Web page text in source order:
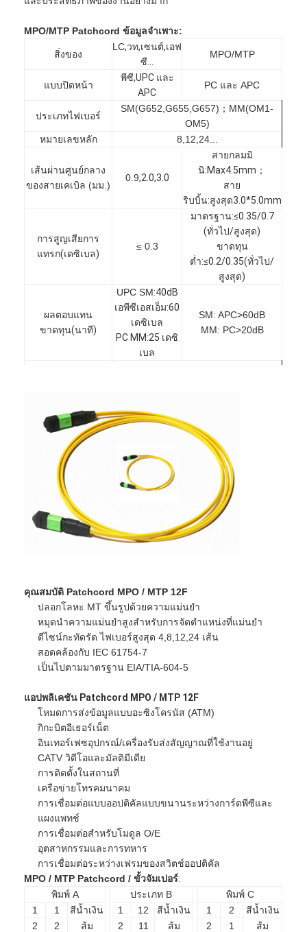
บ้าน
สินค้า
ควบคุมคุณภาพ
ติดต่อเรา
ข่าว
พูดคุยกันเดี๋ยวนี้
MPO MTP
WDM MUX DEMUX
แยก PLC ไฟเบอร์ออปติก
สายไฟเบอร์ออปติก
Patchcord ไฟเบอร์ออปติก
ผมเปียไฟเบอร์ออปติก
MPO/MTP Patchcord ข้อมูลจำเพาะ:
สิ่งของ
LC,วท,เซนต์,เอฟ
ซี...
MPO/MTP
แบบปิดหน้า
พีซี,UPC และ
APC
PC และ APC
ประเภทไฟเบอร์
SM(G652,G655,G657)；MM(OM1-
OM5)
หมายเลขหลัก
8,12,24...
เส้นผ่านศูนย์กลาง
ของสายเคเบิล (มม.)
0.9,2.0,3.0
สายกลมมิ
นิ:Max4.5mm ；
สาย
ริบบิ้น:สูงสุด3.0*5.0mm
การสูญเสียการ
แทรก(เดซิเบล)
≤ 0.3
มาตรฐาน:≤0.35/0.7
(ทั่วไป/สูงสุด)
ขาดทุน
ต่ำ:≤0.2/0.35(ทั่วไป/
สูงสุด)
ผลตอบแทน
ขาดทุน(นาที)
UPC SM:40dB
เอพีซีเอสเอ็ม:60
เดซิเบล
PC MM:25 เดซิ
เบล
SM: APC>60dB
MM: PC>20dB
ความสามารถในการ
ทำซ้ำ
≤ 0.1dB
ความทนทาน
≤ 0.2dB
ความสามารถในการ
ทดแทนกันได้
อุณหภูมิในการ
ทำงาน
~70℃
อุณหภูมิในการจัด
เก็บ
-40℃~ 80
ความยาว
คุณสมบัติ Patchcord MPO / MTP 12F
ปลอกโลหะ MT ขึ้นรูปด้วยความแม่นยำ
หมุดนำความแม่นยำสูงสำหรับการจัดตำแหน่งที่แม่นยำ
ดีไซน์กะทัดรัด ไฟเบอร์สูงสุด 4,8,12,24 เส้น
สอดคล้องกับ IEC 61754-7
เป็นไปตามมาตรฐาน EIA/TIA-604-5
แอปพลิเคชัน Patchcord MPO / MTP 12F
โหมดการส่งข้อมูลแบบอะซิงโครนัส (ATM)
กิกะบิตอีเธอร์เน็ต
อินเทอร์เฟซอุปกรณ์/เครื่องรับส่งสัญญาณที่ใช้งานอยู่
CATV วิดีโอและมัลติมีเดีย
การติดตั้งในสถานที่
เครือข่ายโทรคมนาคม
การเชื่อมต่อแบบออปติคัลแบบขนานระหว่างการ์ดพีซีและ
แผงแพทช์
การเชื่อมต่อสำหรับโมดูล O/E
อุตสาหกรรมและการทหาร
การเชื่อมต่อระหว่างเฟรมของสวิตช์ออปติคัล
MPO / MTP Patchcord / ขั้วจัมเปอร์:
พิมพ์ A
ประเภท B
พิมพ์ C
1
1 สีน้ำเงิน 1 12 สีน้ำเงิน 1 2
สีน้ำเงิน
2
2 ส้ม 2 11 ส้ม 2 1
ส้ม